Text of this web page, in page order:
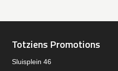
Totziens Promotions
Sluisplein 46